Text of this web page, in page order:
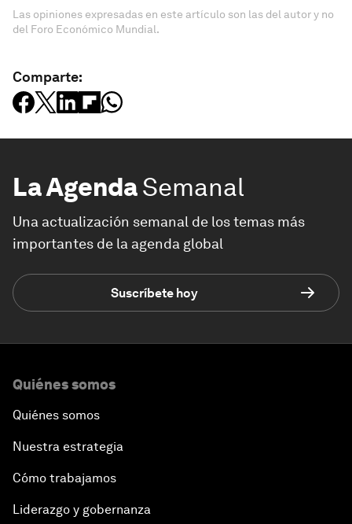
Las opiniones expresadas en este artículo son las del autor y no
del Foro Económico Mundial.
Comparte:
La AgendaSemanal
Una actualización semanal de los temas más
importantes de la agenda global
Suscríbete hoy
Quiénes somos
Quiénes somos
Nuestra estrategia
Cómo trabajamos
Liderazgo y gobernanza